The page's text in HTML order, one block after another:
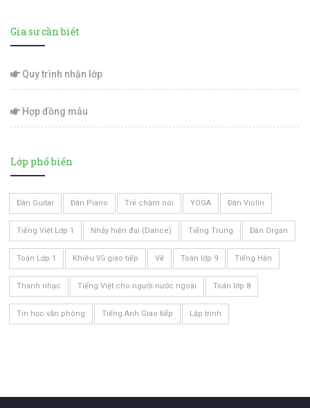
Gia sư cần biết
Quy trình nhận lớp
Hợp đồng mẫu
Lớp phổ biến
Đàn Guitar Đàn Piano Trẻ chậm nói YOGA Đàn Violin
Tiếng Việt Lớp 1 Nhảy hiện đại (Dance) Tiếng Trung Đàn Organ
Toán Lớp 1 Khiêu Vũ giao tiếp Vẽ Toán lớp 9 Tiếng Hàn
Thanh nhạc Tiếng Việt cho người nước ngoài Toán lớp 8
Tin học văn phòng Tiếng Anh Giao tiếp Lập trình